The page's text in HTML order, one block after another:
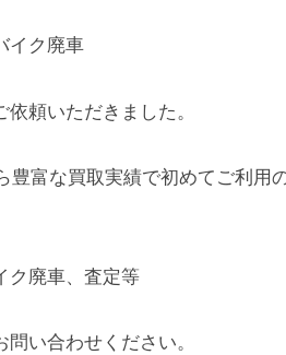
イク廃車
頼いただきました。
豊富な買取実績で初めてご利用
ク廃車、査定等
問い合わせください。